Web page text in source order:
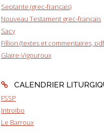
Septante (grec-français)
Nouveau Testament grec-français
Sacy
Fillion (textes et commentaires,
Glaire-Vigouroux
CALENDRIER
FSSP
Introibo
Le Barroux